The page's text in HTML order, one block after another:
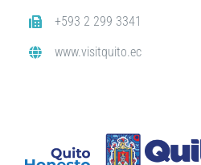
+593 2 299 3341
www.visitquito.ec